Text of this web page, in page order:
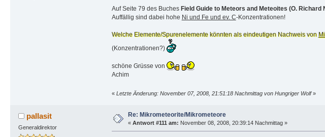
Auf Seite 79 des Buches Field Guide to Meteors and Meteoites (O.
Auffällig sind dabei hohe Ni und Fe und ev. C-Konzentrationen!
Welche Elemente/Spurenelemente könnten als eindeutigen Nachweis von
(Konzentrationen?)
schöne Grüsse von
Achim
« Letzte Änderung: November 07, 2008, 21:51:18 Nachmittag von Hungriger Wolf»
pallasit
Generaldirektor
Re: Mikrometeorite/Mikrometeore
« Antwort #111 am: November 08, 2008, 20:39:14 Nachmittag »